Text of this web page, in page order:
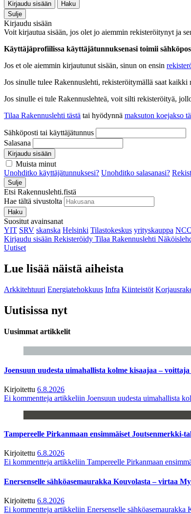
Kirjaudu sisään
Haku
Sulje
Kirjaudu sisään
Voit kirjautua sisään, jos olet jo aiemmin rekisteröitynyt ja
Käyttäjäprofiilissa käyttäjätunnuksenasi toimii
Jos et ole aiemmin kirjautunut sisään, sinun on ensin
Jos sinulle tulee Rakennuslehti, rekisteröitymällä saat
Jos sinulle ei tule Rakennuslehteä, voit silti rekisteröityä,
Tilaa Rakennuslehti tästä tai hyödynnä maksuton koejakso
Sähköposti tai käyttäjätunnus
Salasana
Kirjaudu sisään
Muista minut
Unohditko käyttäjätunnuksesi? Unohditko salasanasi?
Sulje
Etsi Rakennuslehti.fistä
Hae tältä sivustolta
Haku
Suositut avainsanat
YIT SRV skanska Helsinki Tilastokeskus yrityskauppa NCC
Kirjaudu sisään Rekisteröidy Tilaa Rakennuslehti
Uutiset
Lue lisää näistä aiheista
Arkkitehtuuri Energiatehokkuus Infra Kiinteistöt
Uutisissa nyt
Uusimmat artikkelit
Joensuun uudesta uimahallista kolme kisaajaa – voittaja
Kirjoitettu 6.8.2026
Ei kommentteja artikkeliin Joensuun uudesta uimahallista
Tampereelle Pirkanmaan ensimmäiset Joutsenmerkki-
Kirjoitettu 6.8.2026
Ei kommentteja artikkeliin Tampereelle Pirkanmaan
Enersenselle sähköasemaurakka Kouvolasta – virtaa
Kirjoitettu 6.8.2026
Ei kommentteja artikkeliin Enersenselle